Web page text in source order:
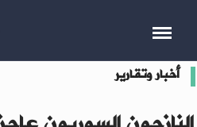
أخبار وتقارير